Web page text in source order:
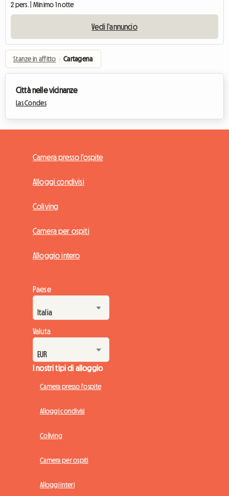
2 pers. | Minimo 1 notte
Vedi l'annuncio
Stanze in affitto › Cartagena
Città nelle vicinanze
Las Condes
Camera presso l'ospite
Alloggi condivisi
Coliving
Camera per ospiti
Alloggio intero
Paese
Valuta
I nostri tipi di alloggio
Camera presso l'ospite
Alloggi condivisi
Coliving
Camera per ospiti
Alloggi interi